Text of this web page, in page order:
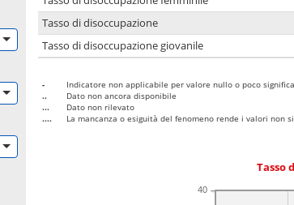
Tasso di disoccupazione
Tasso di disoccupazione giovanile
-
Indicatore non applicabile per valore nullo o poco
..
Dato non ancora disponibile
...
Dato non rilevato
....
La mancanza o esiguità del fenomeno rende i valori non
Tasso
40